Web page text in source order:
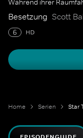
Während ihrer
Weiten des Weltalls
Völkerbund. Dabei
vulkanische
sowie der
Besetzung Scott
6 HD
Home Serien Star